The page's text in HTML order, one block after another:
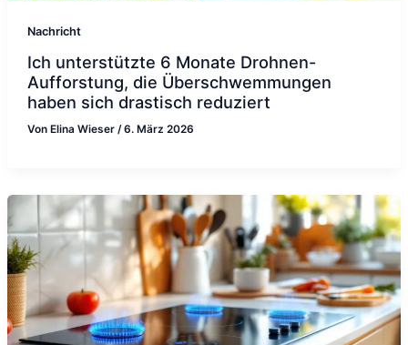
Nachricht
Ich unterstützte 6 Monate Drohnen-
Aufforstung, die Überschwemmungen
haben sich drastisch reduziert
Von Elina Wieser /6. März 2026